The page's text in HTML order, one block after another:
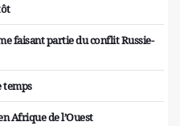
faisant partie du conflit Russie-
temps
Afrique de l’Ouest